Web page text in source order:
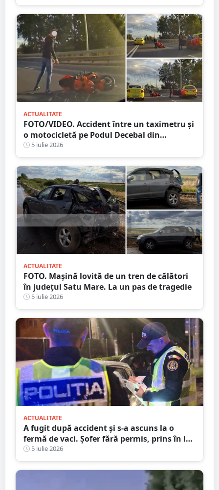
ACTUALITATE
FOTO/VIDEO. Accident între un taximetru și
o motocicletă pe Podul Decebal din
municipiul Satu Mare
5 iulie 2026
ACTUALITATE
FOTO. Mașină lovită de un tren de călători
în județul Satu Mare. La un pas de tragedie
5 iulie 2026
ACTUALITATE
A fugit după accident și s-a ascuns la o
fermă de vaci. Șofer fără permis, prins în la
Satu Mare
5 iulie 2026